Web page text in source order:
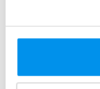
Mamparas con